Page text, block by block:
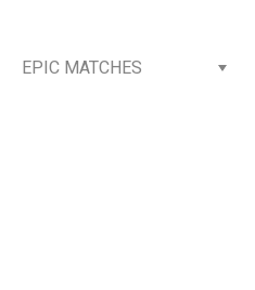
EPIC MATCHES